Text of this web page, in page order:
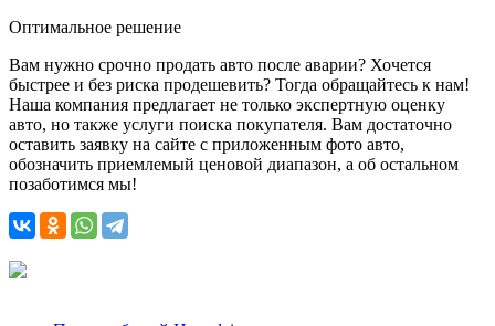
Оптимальное решение
Вам нужно срочно продать авто после аварии? Хочется
быстрее и без риска продешевить? Тогда обращайтесь к нам!
Наша компания предлагает не только экспертную оценку
авто, но также услуги поиска покупателя. Вам достаточно
оставить заявку на сайте с приложенным фото авто,
обозначить приемлемый ценовой диапазон, а об остальном
позаботимся мы!